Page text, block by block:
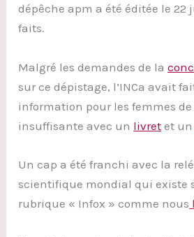
dépêche apm a été éditée le
faits.
Malgré les demandes de la
sur ce dépistage, l’INCa avait
information pour les femmes
insuffisante avec un livret et
Un cap a été franchi avec la
scientifique mondial qui existe
rubrique « Infox » comme nous